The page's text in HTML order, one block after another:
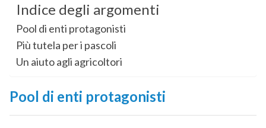
Indice degli argomenti
Pool di enti protagonisti
Più tutela per i pascoli
Un aiuto agli agricoltori
Pool di enti protagonisti